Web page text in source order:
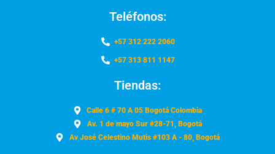
Teléfonos:
+57 312 222 2060
+57 313 811 1147
Tiendas:
Calle 6 # 70 A 05 Bogotá Colombia
Av. 1 de mayo Sur #28-71, Bogotá
Av José Celestino Mutis #103 A - 80, Bogotá